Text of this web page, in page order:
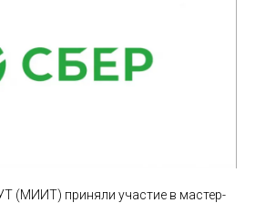
(МИИТ) приняли участие в мастер-